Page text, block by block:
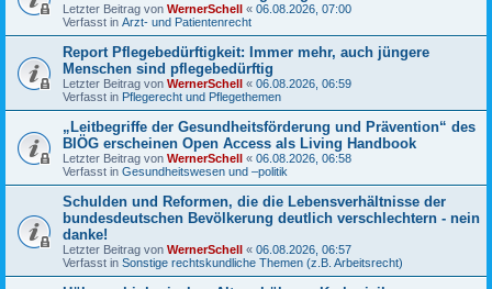
Letzter Beitrag von WernerSchell « 06.08.2026, 07:00
Verfasst in Arzt- und Patientenrecht
Report Pflegebedürftigkeit: Immer mehr, auch jüngere
Menschen sind pflegebedürftig
Letzter Beitrag von WernerSchell « 06.08.2026, 06:59
Verfasst in Pflegerecht und Pflegethemen
„Leitbegriffe der Gesundheitsförderung und Prävention“ des
BIÖG erscheinen Open Access als Living Handbook
Letzter Beitrag von WernerSchell « 06.08.2026, 06:58
Verfasst in Gesundheitswesen und –politik
Schulden und Reformen, die die Lebensverhältnisse der
bundesdeutschen Bevölkerung deutlich verschlechtern - nein
danke!
Letzter Beitrag von WernerSchell « 06.08.2026, 06:57
Verfasst in Sonstige rechtskundliche Themen (z.B. Arbeitsrecht)